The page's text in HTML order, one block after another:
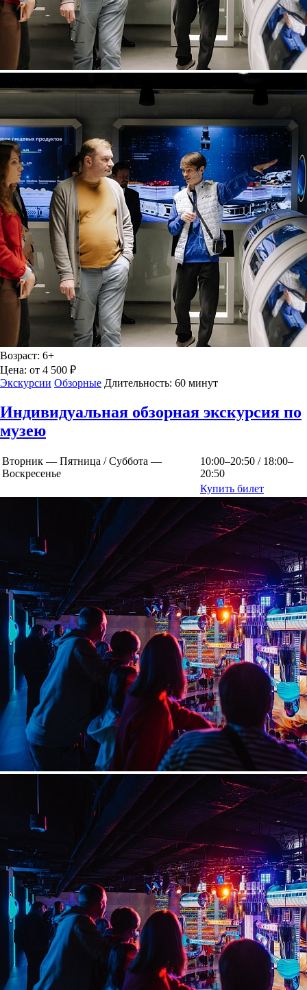
Возраст: 6+
Цена: от 4 500 ₽
Экскурсии Обзорные Длительность: 60 минут
Индивидуальная обзорная экскурсия по
музею
Вторник — Пятница / Суббота —
Воскресенье
10:00–20:50 / 18:00–
20:50
Купить билет